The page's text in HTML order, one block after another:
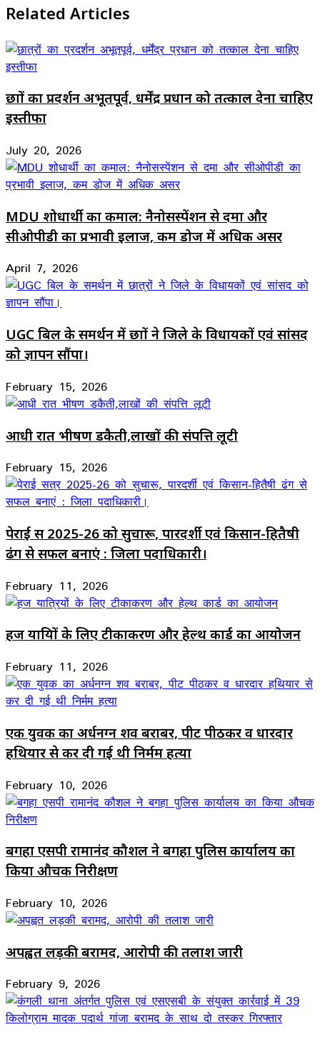
Related Articles
छात्रों का प्रदर्शन अभूतपूर्व, धर्मेंद्र प्रधान को तत्काल देना चाहिए
इस्तीफा
July 20, 2026
MDU शोधार्थी का कमाल: नैनोसस्पेंशन से दमा और
सीओपीडी का प्रभावी इलाज, कम डोज में अधिक असर
April 7, 2026
UGC बिल के समर्थन में छात्रों ने जिले के विधायकों एवं सांसद
को ज्ञापन सौंपा।
February 15, 2026
आधी रात भीषण डकैती,लाखों की संपत्ति लूटी
February 15, 2026
पेराई सत्र 2025-26 को सुचारू, पारदर्शी एवं किसान-हितैषी
ढंग से सफल बनाएं : जिला पदाधिकारी।
February 11, 2026
हज यात्रियों के लिए टीकाकरण और हेल्थ कार्ड का आयोजन
February 11, 2026
एक युवक का अर्धनग्न शव बराबर, पीट पीठकर व धारदार
हथियार से कर दी गई थी निर्मम हत्या
February 10, 2026
बगहा एसपी रामानंद कौशल ने बगहा पुलिस कार्यालय का
किया औचक निरीक्षण
February 10, 2026
अपह्वत लड़की बरामद, आरोपी की तलाश जारी
February 9, 2026